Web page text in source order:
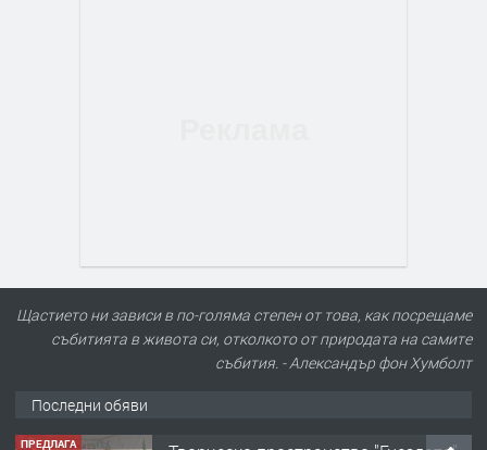
Щастието ни зависи в по-голяма степен от това, как посрещаме
събитията в живота си, отколкото от природата на самите
събития. - Александър фон Хумболт
Последни обяви
ТЪРСИ